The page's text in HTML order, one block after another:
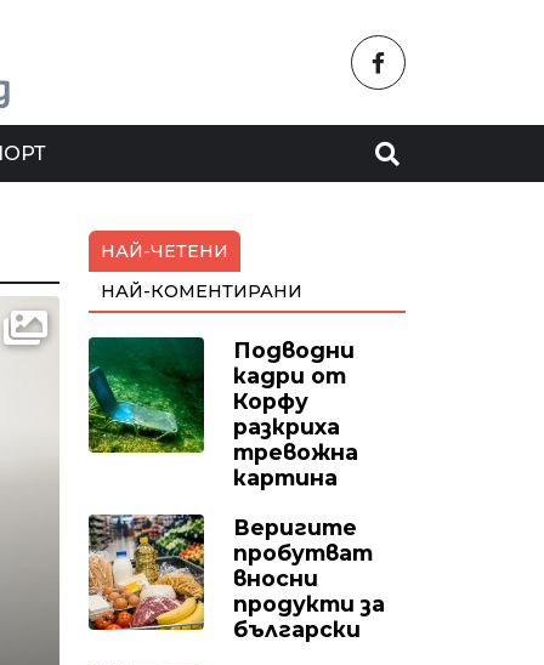
НАЙ-ЧЕТЕНИ
НАЙ-КОМЕНТИРАНИ
Подводни
кадри от
Корфу
разкриха
тревожна
картина
Веригите
пробутват
вносни
продукти за
български